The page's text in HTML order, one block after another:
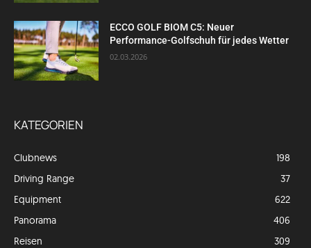
ECCO GOLF BIOM C5: Neuer
Performance-Golfschuh für jedes Wetter
02.03.2026
KATEGORIEN
Clubnews
198
Driving Range
37
Equipment
622
Panorama
406
Reisen
309